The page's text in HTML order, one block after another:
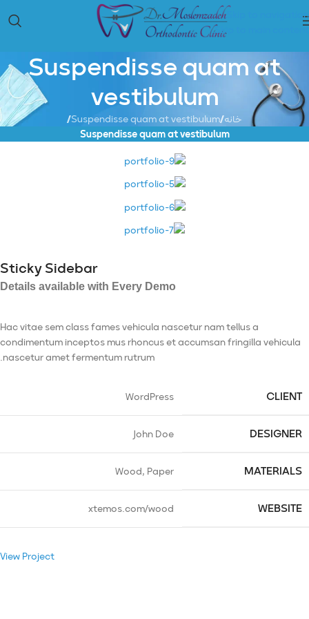
Skip to navigation
Skip to main content
Suspendisse quam at
vestibulum
خانه/
Suspendisse quam at vestibulum
/
Suspendisse quam at vestibulum
Sticky Sidebar
Details available with Every Demo
Hac vitae sem class fames vehicula nascetur nam tellus a
condimentum inceptos mus rhoncus et accumsan fringilla vehicula
nascetur amet fermentum rutrum.
CLIENT
WordPress
DESIGNER
John Doe
MATERIALS
Wood, Paper
WEBSITE
xtemos.com/wood
View Project